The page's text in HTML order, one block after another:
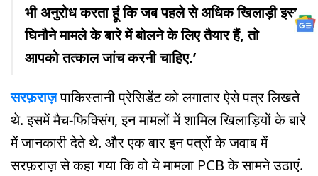
भी अनुरोध करता हूं कि जब पहले से अधिक खिलाड़ी इस
घिनौने मामले के बारे में बोलने के लिए तैयार हैं, तो
आपको तत्काल जांच करनी चाहिए.’
सरफ़राज़पाकिस्तानी प्रेसिडेंट को लगातार ऐसे पत्र लिखते
थे. इसमें मैच-फिक्सिंग, इन मामलों में शामिल खिलाड़ियों के बारे
में जानकारी देते थे. और एक बार इन पत्रों के जवाब में
सरफ़राज़ से कहा गया कि वो ये मामला PCB के सामने उठाएं.